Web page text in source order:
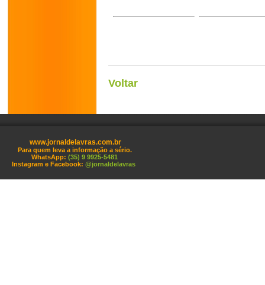
Voltar
www.jornaldelavras.com.br
Para quem leva a informação a sério.
WhatsApp: (35) 9 9925-5481
Instagram e Facebook: @jornaldelavras